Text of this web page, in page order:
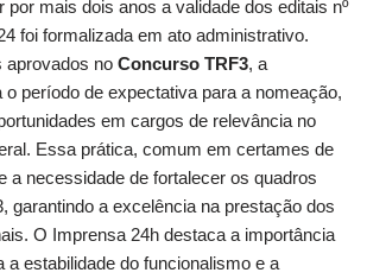
por mais dois anos a validade dos editais nº
foi formalizada em ato administrativo.
aprovados no Concurso TRF3, a
o período de expectativa para a nomeação,
em cargos de relevância no
Essa prática, comum em certames de
a necessidade de fortalecer os quadros
garantindo a excelência na prestação dos
O Imprensa 24h destaca a importância
a estabilidade do funcionalismo e a